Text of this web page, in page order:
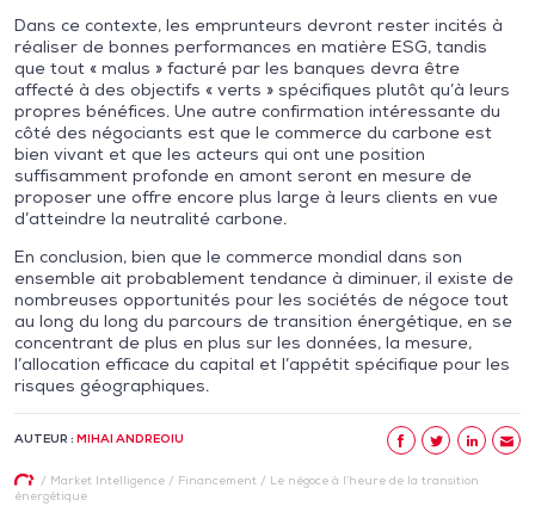
Dans ce contexte, les emprunteurs devront rester incités à
réaliser de bonnes performances en matière ESG, tandis
que tout « malus » facturé par les banques devra être
affecté à des objectifs « verts » spécifiques plutôt qu’à leurs
propres bénéfices. Une autre confirmation intéressante du
côté des négociants est que le commerce du carbone est
bien vivant et que les acteurs qui ont une position
suffisamment profonde en amont seront en mesure de
proposer une offre encore plus large à leurs clients en vue
d’atteindre la neutralité carbone.
En conclusion, bien que le commerce mondial dans son
ensemble ait probablement tendance à diminuer, il existe de
nombreuses opportunités pour les sociétés de négoce tout
au long du long du parcours de transition énergétique, en se
concentrant de plus en plus sur les données, la mesure,
l’allocation efficace du capital et l’appétit spécifique pour les
risques géographiques.
AUTEUR : MIHAI ANDREOIU
/ Market Intelligence/ Financement/ Le négoce à l’heure de la transition
énergétique